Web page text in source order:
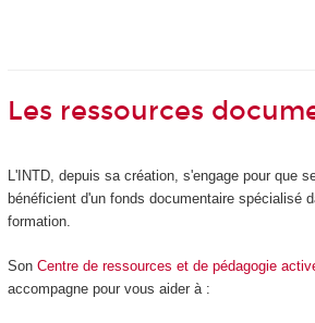
Les ressources
L'INTD, depuis sa création, s'engage pour que
bénéficient d'un fonds documentaire spécialisé
formation.
Son Centre de ressources et de pédagogie
accompagne pour vous aider à :